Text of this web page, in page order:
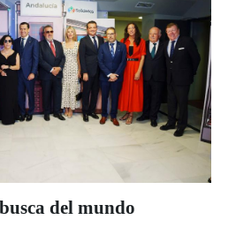
del mundo